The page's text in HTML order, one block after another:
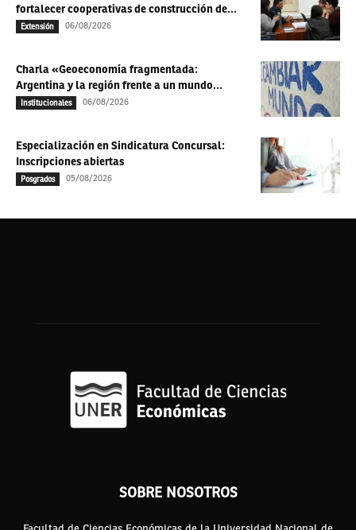
fortalecer cooperativas de construcción de...
Extensión 06/08/2026
Charla «Geoeconomía fragmentada:
Argentina y la región frente a un mundo...
Institucionales 06/08/2026
Especialización en Sindicatura Concursal:
Inscripciones abiertas
Posgrados 05/08/2026
SOBRE NOSOTROS